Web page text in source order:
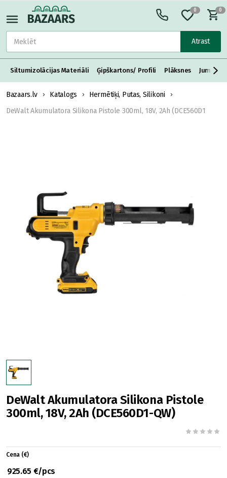
Atrast
0 0
Siltumizolācijas Materiāli Ģipškartons/ Profili Plāksnes Jumta
Bazaars.lv Katalogs
Hermētiķi, Putas, Silikoni
DeWalt Akumulatora Silikona Pistole 300ml, 18V, 2Ah (DCE560D1
DeWalt Akumulatora Silikona Pistole
300ml, 18V, 2Ah (DCE560D1-QW)
Cena (€)
925.65 €/pcs